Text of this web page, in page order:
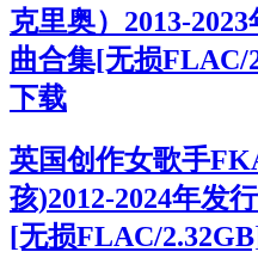
克里奥）2013-
曲合集[无损FLAC/
下载
英国创作女歌手
孩)2012-2024年发
[无损FLAC/